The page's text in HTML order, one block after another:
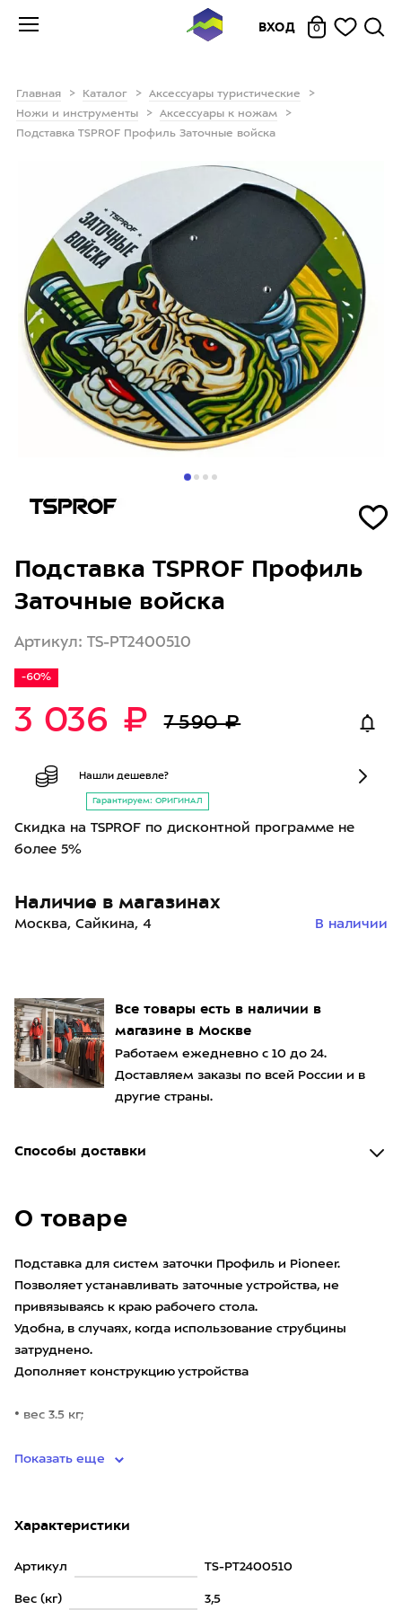
ВХОД 0
Главная Каталог
Аксессуары туристические
Ножи и инструменты
Аксессуары к ножам
Подставка TSPROF Профиль Заточные войска
Все товары есть в наличии в
магазине в Москве
Работаем ежедневно с 10 до 24.
Доставляем заказы по всей России и в
другие страны.
Способы доставки
О товаре
Подставка для систем заточки Профиль и Pioneer.
Позволяет устанавливать заточные устройства, не
привязываясь к краю рабочего стола.
Удобна, в случаях, когда использование струбцины
затруднено.
Дополняет конструкцию устройства
• вес 3.5 кг;
Показать еще
Характеристики
Артикул TS-PT2400510
Вес (кг) 3,5
Подставка TSPROF Профиль
Заточные войска
Артикул: TS-PT2400510
-60%
3 036 ₽ 7 590 ₽
Нашли дешевле?
Гарантируем: ОРИГИНАЛ
Скидка на TSPROF по дисконтной программе не
более 5%
Наличие в магазинах
Москва, Сайкина, 4 В наличии